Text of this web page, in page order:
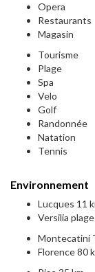
Opera
Restaurants
Magasin
Tourisme
Plage
Spa
Velo
Golf
Randonnée
Natation
Tennis
Environnement
Lucques 11
Versilia
Montecatini
Florence 80